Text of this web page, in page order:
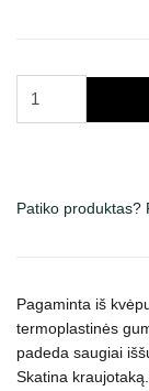
pirštinė
su
mėlynu
Patiko produktas?
Pagaminta iš
termoplastinės
padeda saugiai
Skatina